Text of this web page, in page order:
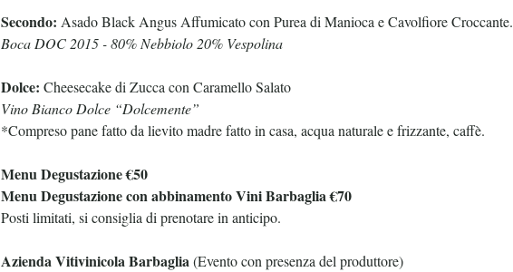
Secondo: Asado Black Angus Affumicato con Purea di Manioca e Cavolfiore Croccante.
Boca DOC 2015 - 80% Nebbiolo 20% Vespolina
Dolce: Cheesecake di Zucca con Caramello Salato
Vino Bianco Dolce “Dolcemente”
*Compreso pane fatto da lievito madre fatto in casa, acqua naturale e frizzante, caffè.
Menu Degustazione €50
Menu Degustazione con abbinamento Vini Barbaglia €70
Posti limitati, si consiglia di prenotare in anticipo.
Azienda Vitivinicola Barbaglia(Evento con presenza del produttore)